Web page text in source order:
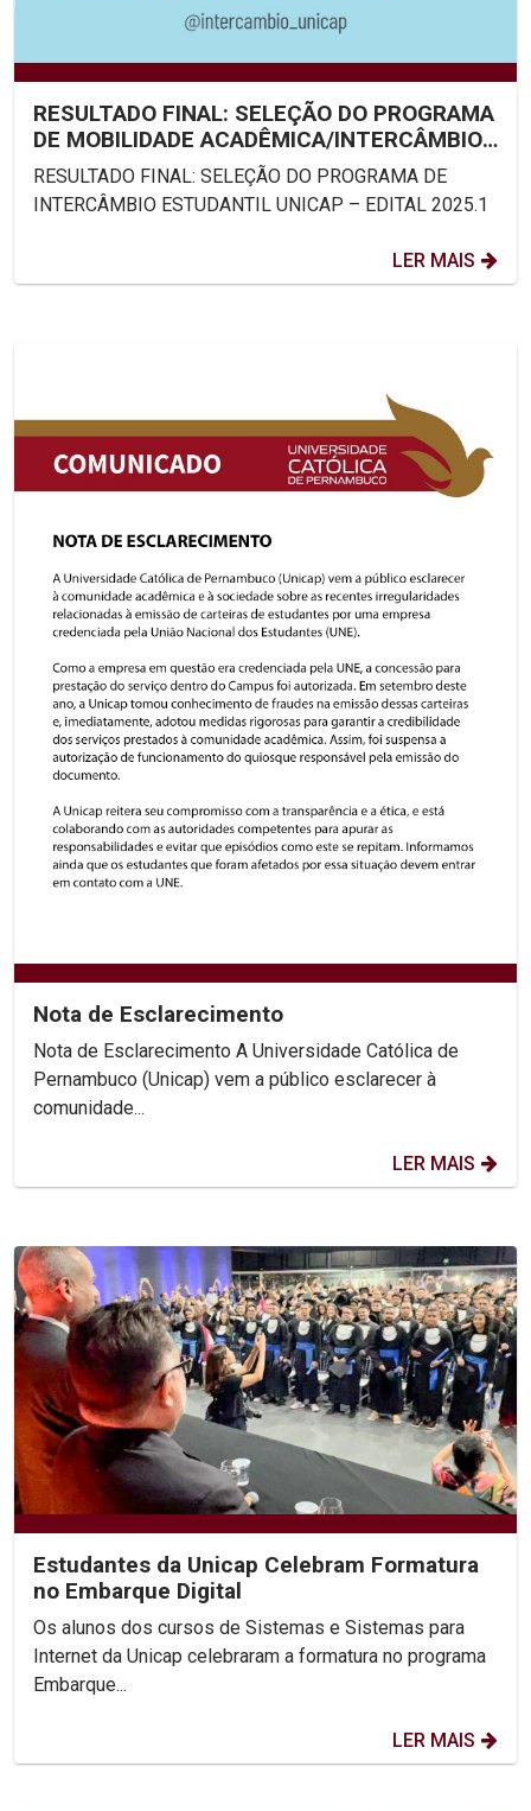
RESULTADO FINAL: SELEÇÃO DO PROGRAMA
DE MOBILIDADE ACADÊMICA/INTERCÂMBIO
ESTUDANTIL UNICAP –...
RESULTADO FINAL: SELEÇÃO DO PROGRAMA DE
INTERCÂMBIO ESTUDANTIL UNICAP – EDITAL 2025.1
LER MAIS
Nota de Esclarecimento
Nota de Esclarecimento A Universidade Católica de
Pernambuco (Unicap) vem a público esclarecer à
comunidade...
LER MAIS
Estudantes da Unicap Celebram Formatura
no Embarque Digital
Os alunos dos cursos de Sistemas e Sistemas para
Internet da Unicap celebraram a formatura no programa
Embarque...
LER MAIS